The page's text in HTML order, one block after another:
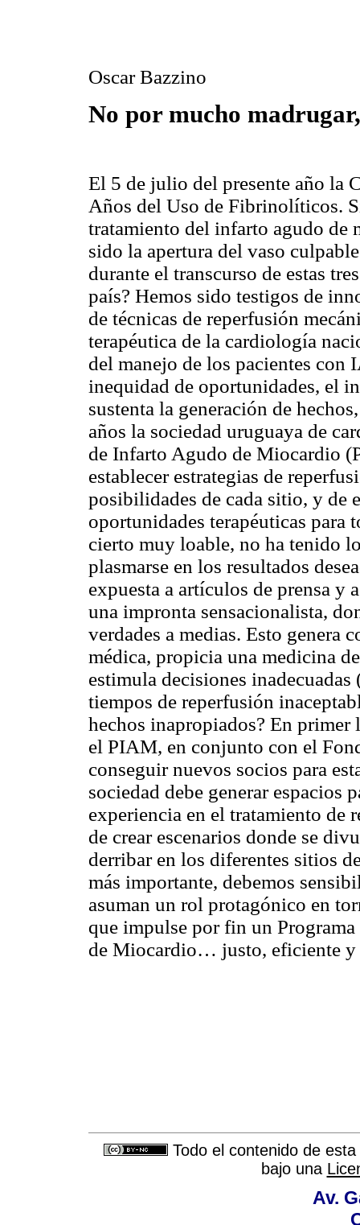
Oscar Bazzino
No por mucho
El 5 de julio del presente año la
Años del Uso de Fibrinolíticos.
tratamiento del infarto agudo
sido la apertura del vaso
durante el transcurso de estas
país? Hemos sido testigos de
de técnicas de reperfusión
terapéutica de la cardiología
del manejo de los pacientes
inequidad de oportunidades, el
sustenta la generación de
años la sociedad uruguaya de
de Infarto Agudo de Miocardio
establecer estrategias de
posibilidades de cada sitio, y de
oportunidades terapéuticas para
cierto muy loable, no ha tenido
plasmarse en los resultados
expuesta a artículos de prensa y
una impronta sensacionalista,
verdades a medias. Esto genera
médica, propicia una medicina
estimula decisiones
tiempos de reperfusión
hechos inapropiados? En primer
el PIAM, en conjunto con el
conseguir nuevos socios para
sociedad debe generar espacios
experiencia en el tratamiento
de crear escenarios donde se
derribar en los diferentes sitios
más importante, debemos
asuman un rol protagónico en
que impulse por fin un
de Miocardio… justo, eficiente
Todo el contenido de
bajo una
Av.